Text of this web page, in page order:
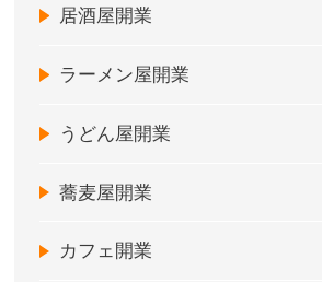
居酒屋開業
ラーメン屋開業
うどん屋開業
蕎麦屋開業
カフェ開業